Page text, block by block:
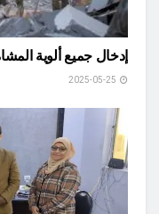
إدخال جميع ألوية